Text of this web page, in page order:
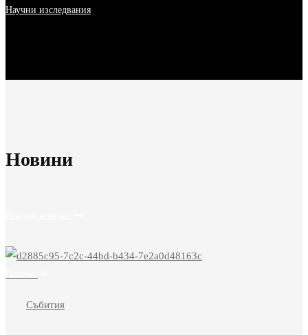
Научни изследвания
Новини
Събития